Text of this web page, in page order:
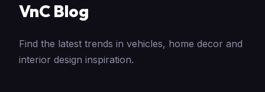
VnC Blog
Find the latest trends in vehicles, home decor and
interior design inspiration.